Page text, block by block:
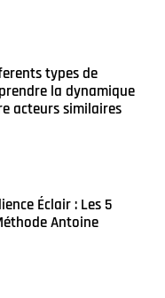
types de
la dynamique
acteurs similaires
Éclair : Les 5
Antoine